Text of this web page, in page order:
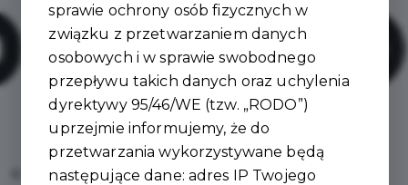
Home Oferty OGROPOL Michał Gieras
sprawie ochrony osób fizycznych w
związku z przetwarzaniem danych
osobowych i w sprawie swobodnego
przepływu takich danych oraz uchylenia
dyrektywy 95/46/WE (tzw. „RODO”)
uprzejmie informujemy, że do
przetwarzania wykorzystywane będą
następujące dane: adres IP Twojego